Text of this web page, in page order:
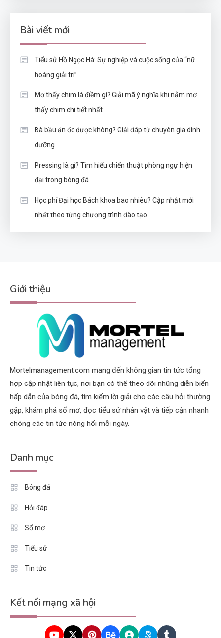
Bài viết mới
Tiểu sử Hồ Ngọc Hà: Sự nghiệp và cuộc sống của “nữ
hoàng giải trí”
Mơ thấy chim là điềm gì? Giải mã ý nghĩa khi nằm mơ
thấy chim chi tiết nhất
Bà bầu ăn ốc được không? Giải đáp từ chuyên gia dinh
dưỡng
Pressing là gì? Tìm hiểu chiến thuật phòng ngự hiện
đại trong bóng đá
Học phí Đại học Bách khoa bao nhiêu? Cập nhật mới
nhất theo từng chương trình đào tạo
Giới thiệu
Mortelmanagement.com mang đến không gian tin tức tổng
hợp cập nhật liên tục, nơi bạn có thể theo dõi những diễn biến
hấp dẫn của bóng đá, tìm kiếm lời giải cho các câu hỏi thường
gặp, khám phá sổ mơ, đọc tiểu sử nhân vật và tiếp cận nhanh
chóng các tin tức nóng hổi mỗi ngày.
Danh mục
Bóng đá
Hỏi đáp
Sổ mơ
Tiểu sử
Tin tức
Kết nối mạng xã hội